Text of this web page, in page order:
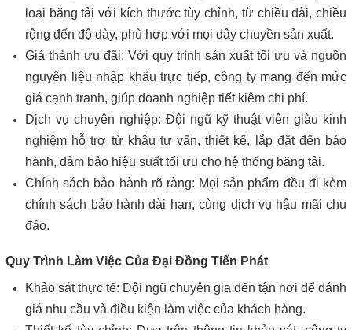
loại băng tải với kích thước tùy chỉnh, từ chiều dài, chiều
rộng đến độ dày, phù hợp với mọi dây chuyền sản xuất.
Giá thành ưu đãi: Với quy trình sản xuất tối ưu và nguồn
nguyên liệu nhập khẩu trực tiếp, công ty mang đến mức
giá cạnh tranh, giúp doanh nghiệp tiết kiệm chi phí.
Dịch vụ chuyên nghiệp: Đội ngũ kỹ thuật viên giàu kinh
nghiệm hỗ trợ từ khâu tư vấn, thiết kế, lắp đặt đến bảo
hành, đảm bảo hiệu suất tối ưu cho hệ thống băng tải.
Chính sách bảo hành rõ ràng: Mọi sản phẩm đều đi kèm
chính sách bảo hành dài hạn, cùng dịch vụ hậu mãi chu
đáo.
Quy Trình Làm Việc Của Đại Đồng Tiến Phát
Khảo sát thực tế: Đội ngũ chuyên gia đến tận nơi để đánh
giá nhu cầu và điều kiện làm việc của khách hàng.